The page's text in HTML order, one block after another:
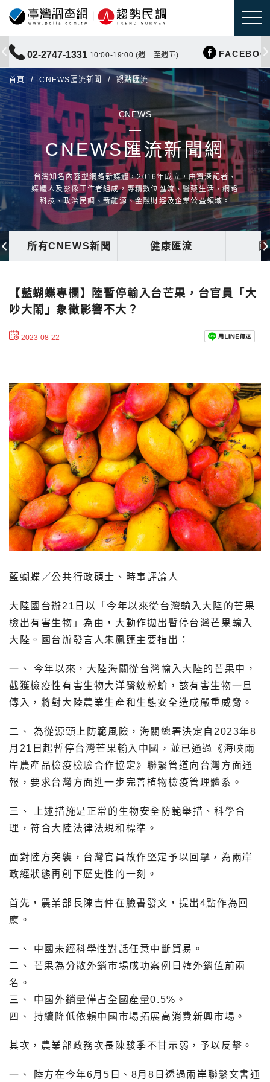
02-2747-1331 10:00-19:00 (週一至週五)
首頁 CNEWS匯流新聞 觀點匯流
CNEWS
CNEWS匯流新聞網
台灣知名內容型網路新媒體，2016年成立，由資深記者、
媒體人及影像工作者組成，專精數位匯流、醫藥生活、網路
科技、政治民調、新能源、金融財經及企業公益領域。
所有CNEWS新聞 健康匯流
【藍蝴蝶專欄】陸暫停輸入台芒果，台官員「大
吵大鬧」象徵影響不大？
2023-08-22
藍蝴蝶／公共行政碩士、時事評論人
大陸國台辦21日以「今年以來從台灣輸入大陸的芒果
檢出有害生物」為由，大動作拋出暫停台灣芒果輸入
大陸。國台辦發言人朱鳳蓮主要指出：
一、 今年以來，大陸海關從台灣輸入大陸的芒果中，
截獲檢疫性有害生物大洋臀紋粉蚧，該有害生物一旦
傳入，將對大陸農業生產和生態安全造成嚴重威脅。
二、 為從源頭上防範風險，海關總署決定自2023年8
月21日起暫停台灣芒果輸入中國，並已通過《海峽兩
岸農產品檢疫檢驗合作協定》聯繫管道向台灣方面通
報，要求台灣方面進一步完善植物檢疫管理體系。
三、 上述措施是正常的生物安全防範舉措、科學合
理，符合大陸法律法規和標準。
面對陸方突襲，台灣官員故作堅定予以回擊，為兩岸
政經狀態再創下歷史性的一刻。
首先，農業部長陳吉仲在臉書發文，提出4點作為回
應。
一、 中國未經科學性對話任意中斷貿易。
二、 芒果為分散外銷市場成功案例日韓外銷值前兩
名。
三、 中國外銷量僅占全國產量0.5%。
四、 持續降低依賴中國市場拓展高消費新興市場。
其次，農業部政務次長陳駿季不甘示弱，予以反擊。
一、 陸方在今年6月5日、8月8日透過兩岸聯繫文書通